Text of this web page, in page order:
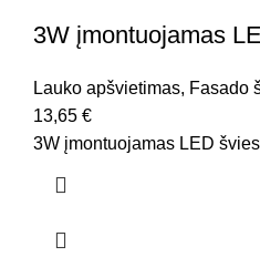
3W įmontuojamas
Lauko apšvietimas, Fasado
13,65 €
3W įmontuojamas LED